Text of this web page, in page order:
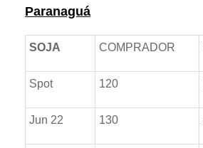
Paranaguá
SOJA COMPRADOR
Spot 120
Jun 22 130